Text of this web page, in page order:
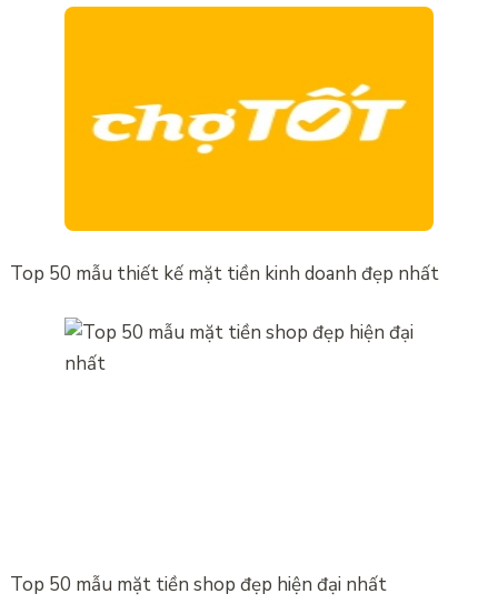
Top 50 mẫu thiết kế mặt tiền kinh doanh đẹp nhất
Top 50 mẫu mặt tiền shop đẹp hiện đại nhất